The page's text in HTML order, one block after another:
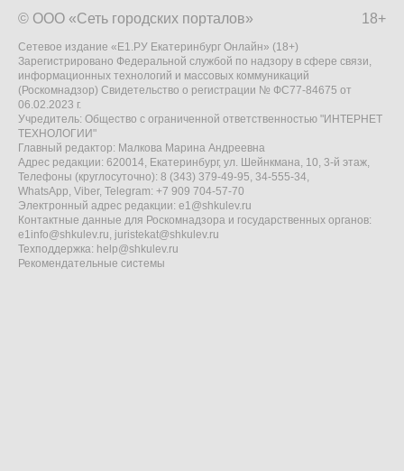
18+
© ООО «Сеть городских порталов»
Сетевое издание «Е1.РУ Екатеринбург Онлайн» (18+)
Зарегистрировано Федеральной службой по надзору в сфере связи,
информационных технологий и массовых коммуникаций
(Роскомнадзор) Свидетельство о регистрации № ФС77-84675 от
06.02.2023 г.
Учредитель: Общество с ограниченной ответственностью "ИНТЕРНЕТ
ТЕХНОЛОГИИ"
Главный редактор: Малкова Марина Андреевна
Адрес редакции: 620014, Екатеринбург, ул. Шейнкмана, 10, 3-й этаж,
Телефоны (круглосуточно): 8 (343) 379-49-95, 34-555-34,
WhatsApp, Viber, Telegram: +7 909 704-57-70
Электронный адрес редакции: e1@shkulev.ru
Контактные данные для Роскомнадзора и государственных органов:
e1info@shkulev.ru, juristekat@shkulev.ru
Техподдержка: help@shkulev.ru
Рекомендательные системы